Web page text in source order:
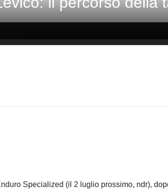
Specialized (il 2 luglio prossimo, ndr),